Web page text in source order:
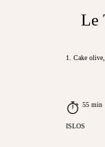
Le
1. Cake
55 min
ISLOS